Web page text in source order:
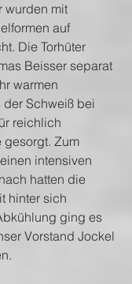
wurden mit
auf
Die Torhüter
Beisser separat
warmen
der Schweiß bei
reichlich
gesorgt. Zum
intensiven
hatten die
hinter sich
ging es
Vorstand Jockel